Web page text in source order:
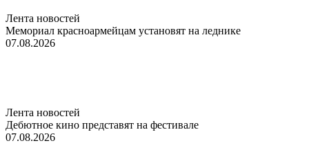
Лента новостей
Мемориал красноармейцам установят на леднике
07.08.2026
Лента новостей
Дебютное кино представят на фестивале
07.08.2026